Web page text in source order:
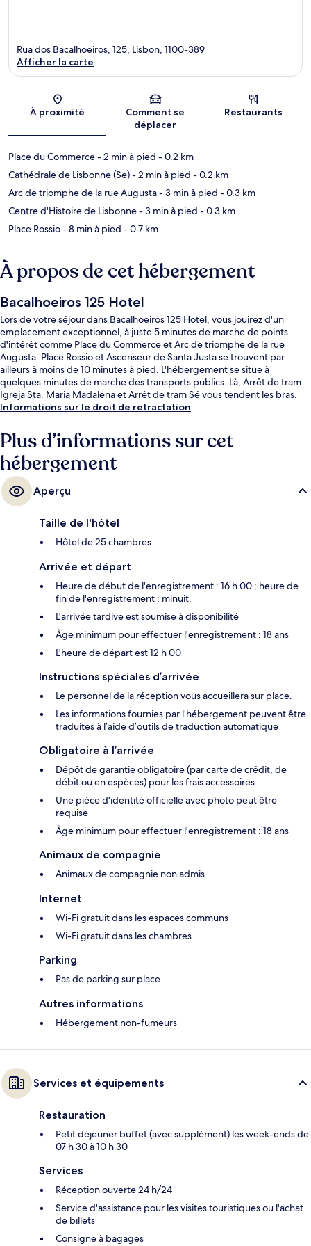
Carte
Rua dos Bacalhoeiros, 125, Lisbon, 1100-389
Afficher la carte
À proximité
Comment se
déplacer
Restaurants
Place du Commerce- 2 min à pied - 0.2 km
Cathédrale de Lisbonne (Se)- 2 min à pied - 0.2 km
Arc de triomphe de la rue Augusta- 3 min à pied - 0.3 km
Centre d'Histoire de Lisbonne- 3 min à pied - 0.3 km
Place Rossio- 8 min à pied - 0.7 km
À propos de cet hébergement
Bacalhoeiros 125 Hotel
Lors de votre séjour dans Bacalhoeiros 125 Hotel, vous jouirez d'un
emplacement exceptionnel, à juste 5 minutes de marche de points
d'intérêt comme Place du Commerce et Arc de triomphe de la rue
Augusta. Place Rossio et Ascenseur de Santa Justa se trouvent par
ailleurs à moins de 10 minutes à pied. L'hébergement se situe à
quelques minutes de marche des transports publics. Là, Arrêt de tram
Igreja Sta. Maria Madalena et Arrêt de tram Sé vous tendent les bras.
Informations sur le droit de rétractation
Plus d’informations sur cet
hébergement
Aperçu
Taille de l'hôtel
Hôtel de 25 chambres
Arrivée et départ
Heure de début de l'enregistrement : 16 h 00 ; heure de
fin de l'enregistrement : minuit.
L'arrivée tardive est soumise à disponibilité
Âge minimum pour effectuer l'enregistrement : 18 ans
L'heure de départ est 12 h 00
Instructions spéciales d’arrivée
Le personnel de la réception vous accueillera sur place.
Les informations fournies par l’hébergement peuvent être
traduites à l’aide d’outils de traduction automatique
Obligatoire à l’arrivée
Dépôt de garantie obligatoire (par carte de crédit, de
débit ou en espèces) pour les frais accessoires
Une pièce d'identité officielle avec photo peut être
requise
Âge minimum pour effectuer l'enregistrement : 18 ans
Animaux de compagnie
Animaux de compagnie non admis
Internet
Wi-Fi gratuit dans les espaces communs
Wi-Fi gratuit dans les chambres
Parking
Pas de parking sur place
Autres informations
Hébergement non-fumeurs
Services et équipements
Restauration
Petit déjeuner buffet (avec supplément) les week-ends de
07 h 30 à 10 h 30
Services
Réception ouverte 24 h/24
Service d'assistance pour les visites touristiques ou l'achat
de billets
Consigne à bagages